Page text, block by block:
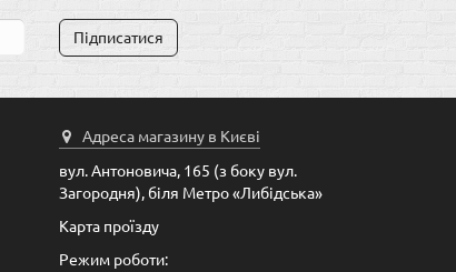
Підписатися
Адреса магазину в Києві
вул. Антоновича, 165 (з боку вул.
Загородня), біля Метро «Либідська»
Карта проїзду
Режим роботи: